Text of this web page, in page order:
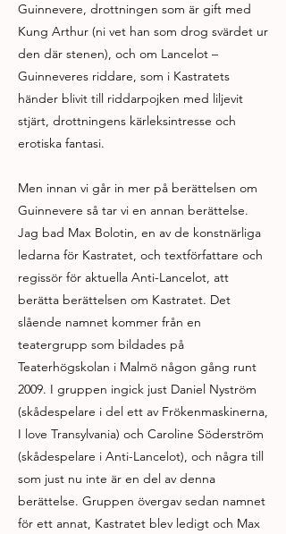
Guinnevere, drottningen som är gift med
Kung Arthur (ni vet han som drog svärdet ur
den där stenen), och om Lancelot –
Guinneveres riddare, som i Kastratets
händer blivit till riddarpojken med liljevit
stjärt, drottningens kärleksintresse och
erotiska fantasi.
Men innan vi går in mer på berättelsen om
Guinnevere så tar vi en annan berättelse.
Jag bad Max Bolotin, en av de konstnärliga
ledarna för Kastratet, och textförfattare och
regissör för aktuella Anti-Lancelot, att
berätta berättelsen om Kastratet. Det
slående namnet kommer från en
teatergrupp som bildades på
Teaterhögskolan i Malmö någon gång runt
2009. I gruppen ingick just Daniel Nyström
(skådespelare i del ett av Frökenmaskinerna,
I love Transylvania) och Caroline Söderström
(skådespelare i Anti-Lancelot), och några till
som just nu inte är en del av denna
berättelse. Gruppen övergav sedan namnet
för ett annat, Kastratet blev ledigt och Max